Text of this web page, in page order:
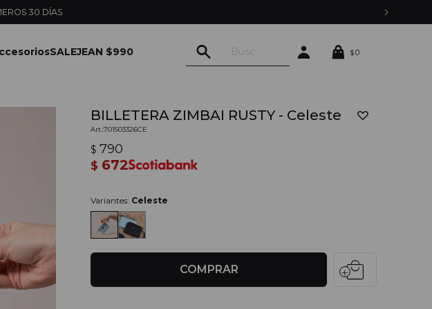
CON PEDIDOS YA
SALEJEAN $990 $0
BILLETERA ZIMBAI RUSTY - Celeste
701503326CE
$ 790
$ 672
Variantes: Celeste
COMPRAR local_mall